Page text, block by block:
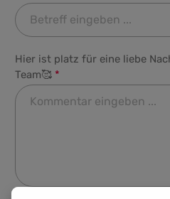
Hier ist platz für eine liebe
Team🥰 *